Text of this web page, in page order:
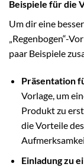
Beispiele für die
Um dir eine
„Regenbogen“-
paar Beispiele
Präsentation
Vorlage, um
Produkt zu
die Vorteile
Einladung zu